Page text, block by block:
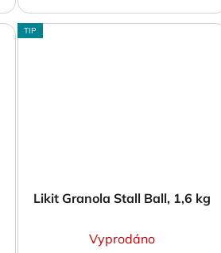
TIP
Likit Granola Stall Ball, 1,6 kg
Vyprodáno